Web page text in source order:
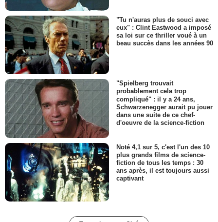
"Tu n'auras plus de souci avec
eux" : Clint Eastwood a imposé
sa loi sur ce thriller voué à un
beau succès dans les années 90
"Spielberg trouvait
probablement cela trop
compliqué" : il y a 24 ans,
Schwarzenegger aurait pu jouer
dans une suite de ce chef-
d'oeuvre de la science-fiction
Noté 4,1 sur 5, c'est l'un des 10
plus grands films de science-
fiction de tous les temps : 30
ans après, il est toujours aussi
captivant